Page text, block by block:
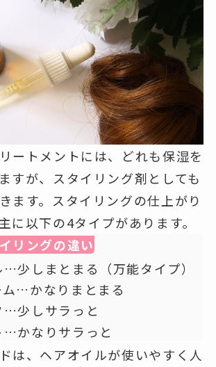
ートメントには、どれも保湿を
すが、スタイリング剤としても
ます。スタイリングの仕上がり
に以下の4タイプがあります。
リングの違い
少しまとまる（万能タイプ）
ム…かなりまとまる
…少しサラっと
…かなりサラっと
は、ヘアオイルが使いやすく人